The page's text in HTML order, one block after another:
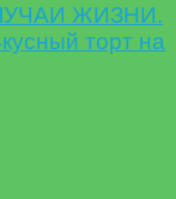
ЖИЗНИ.
торт на